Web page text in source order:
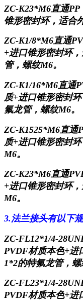
ZC-K23*M6直通PP
锥形密封环，适合
ZC-K1/8*M6直通
+进口锥形密封环
管，螺纹M6。
ZC-K1/16*M6直通
质+进口锥形密封
氟龙管，螺纹M6。
ZC-K1525*M6直通
质+进口锥形密封
M6。
ZC-K23*M6直通
+进口锥形密封环
M6。
3.法兰接头有以下
ZC-FL12*1/4-
PVDF材质本色+进
1*2的特氟龙管，螺
ZC-FL23*1/4-
PVDF材质本色+进